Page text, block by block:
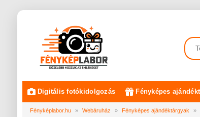
Digitális fotókidolgozás Fényképes
Fényképlabor.hu » Webáruház » Fényképes ajándéktárgyak »